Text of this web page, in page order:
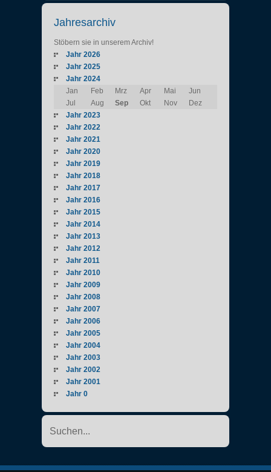
Jahresarchiv
Stöbern sie in unserem Archiv!
Jahr 2026
Jahr 2025
Jahr 2024
Jan
Feb Mrz Apr Mai
Jun
Jul
Aug Sep Okt Nov
Dez
Jahr 2023
Jahr 2022
Jahr 2021
Jahr 2020
Jahr 2019
Jahr 2018
Jahr 2017
Jahr 2016
Jahr 2015
Jahr 2014
Jahr 2013
Jahr 2012
Jahr 2011
Jahr 2010
Jahr 2009
Jahr 2008
Jahr 2007
Jahr 2006
Jahr 2005
Jahr 2004
Jahr 2003
Jahr 2002
Jahr 2001
Jahr 0